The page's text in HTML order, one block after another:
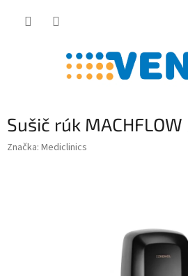
Sušič rúk
Značka: Mediclinics